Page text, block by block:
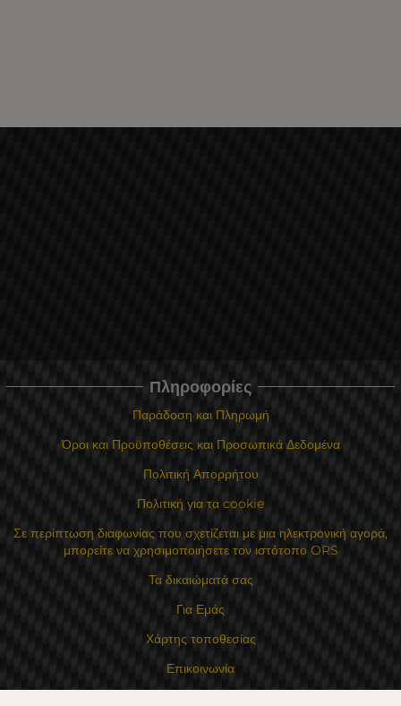
Πληροφορίες
Παράδοση και Πληρωμή
Όροι και Προϋποθέσεις και Προσωπικά Δεδομένα
Πολιτική Απορρήτου
Πολιτική για τα cookie
Σε περίπτωση διαφωνίας που σχετίζεται με μια ηλεκτρονική αγορά,
μπορείτε να χρησιμοποιήσετε τον ιστότοπο ORS
Τα δικαιώματά σας
Για Εμάς
Χάρτης τοποθεσίας
Επικοινωνία